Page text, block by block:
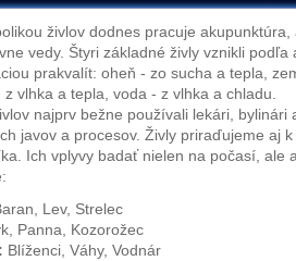
živlov dodnes pracuje
vedy. Štyri základné živly vznikli podľa
prakvalít: oheň - zo sucha a tepla,
z vlhka a tepla, voda - z vlhka a chladu.
najprv bežne používali lekári, bylinári
javov a procesov. Živly priraďujeme aj
Ich vplyvy badať nielen na počasí, ale
Lev, Strelec
Panna, Kozorožec
Blíženci, Váhy, Vodnár